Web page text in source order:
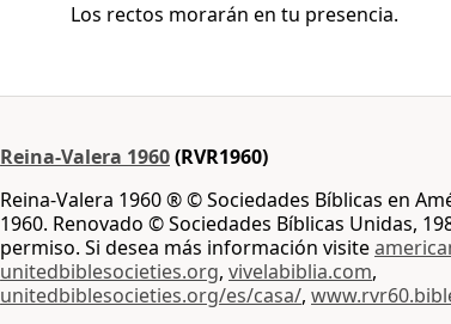
Los rectos morarán en tu presencia.
Reina-Valera 1960(RVR1960)
Reina-Valera 1960 ® © Sociedades Bíblicas en
1960. Renovado © Sociedades Bíblicas Unidas,
permiso. Si desea más información visite
unitedbiblesocieties.org, vivelabiblia.com,
unitedbiblesocieties.org/es/casa/,